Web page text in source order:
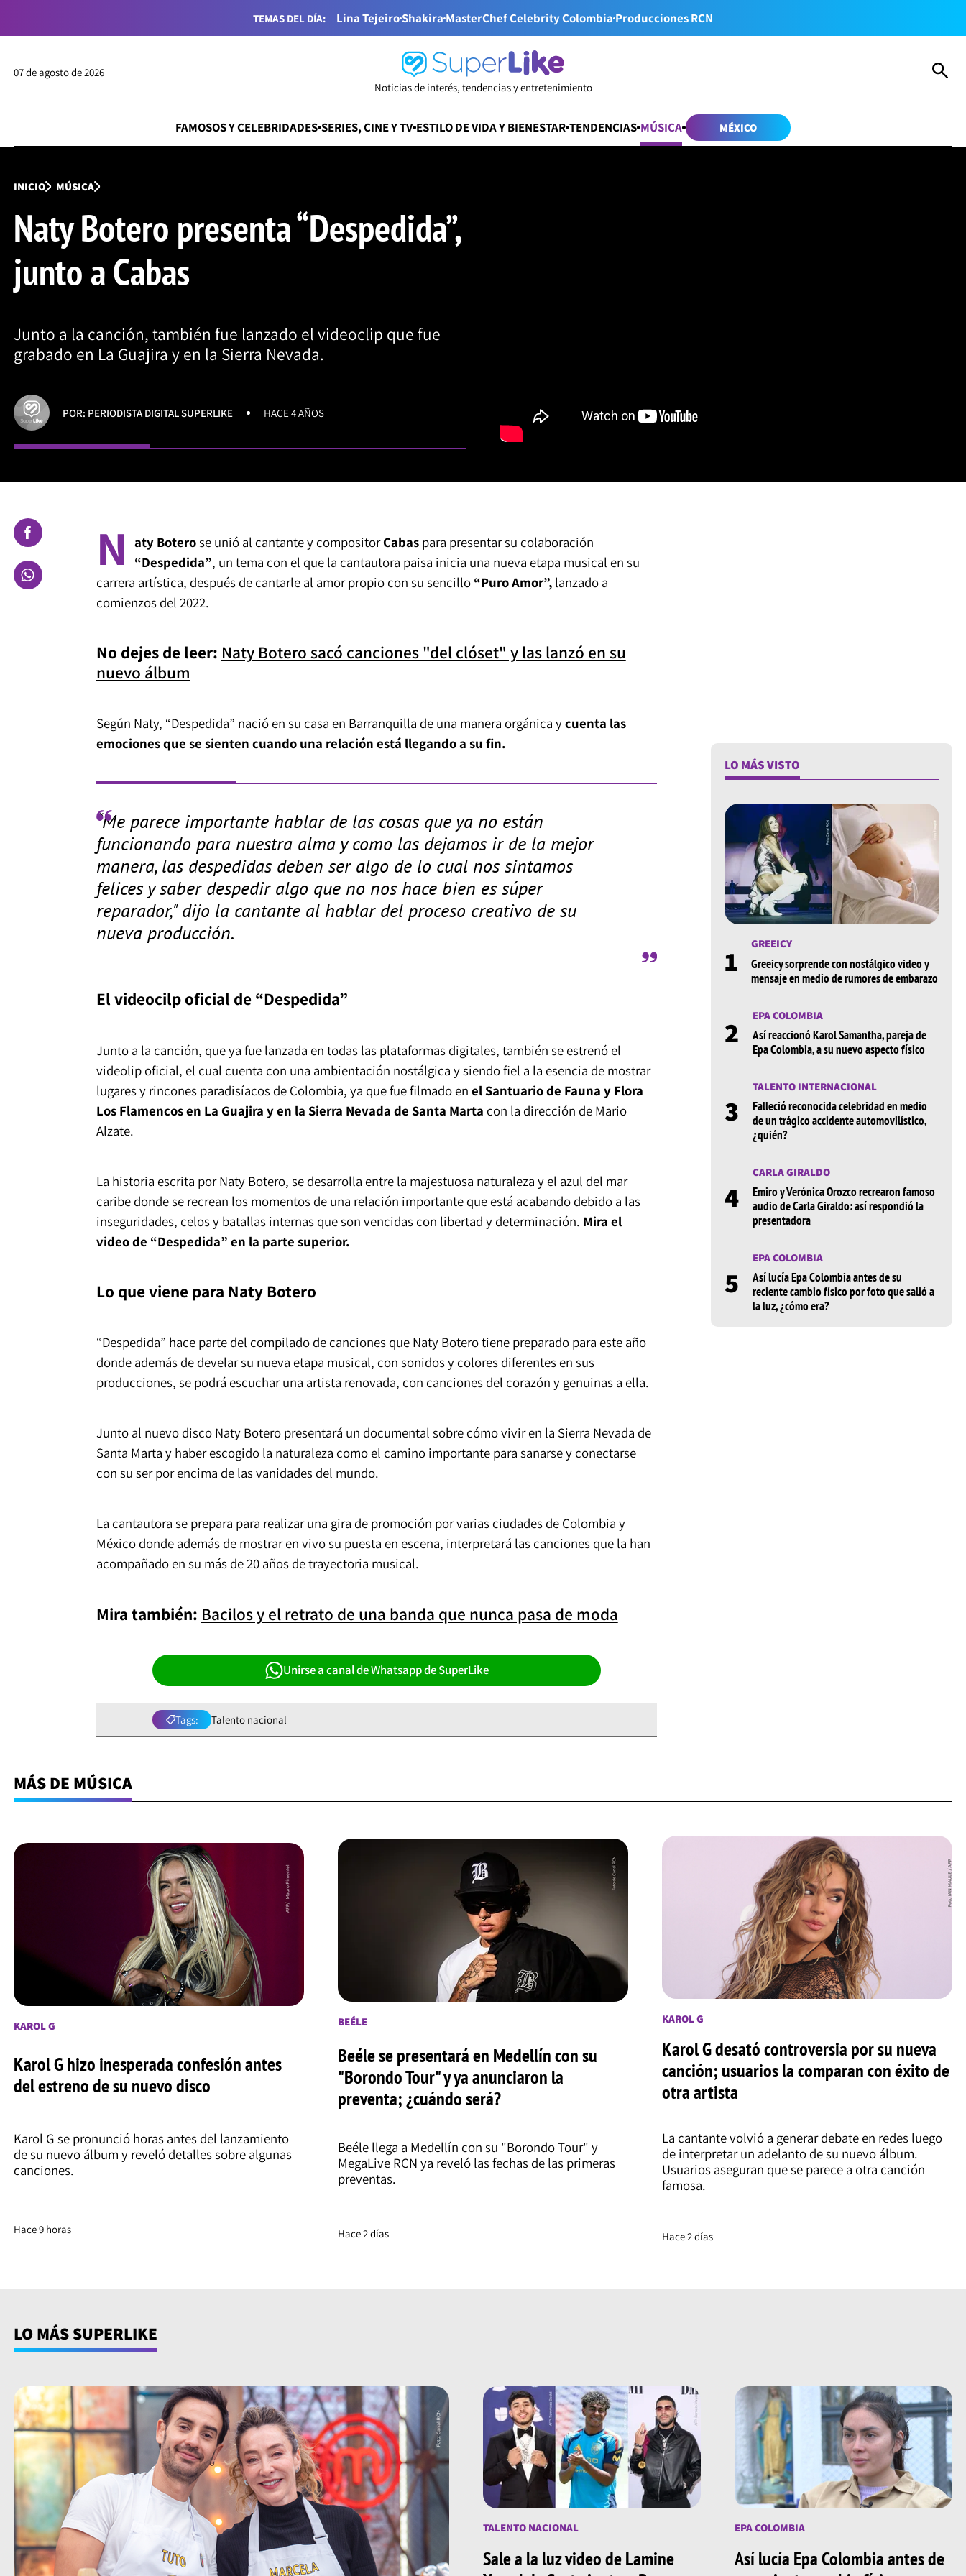
TEMAS DEL DÍA: Lina TejeiroShakiraMasterChef Celebrity ColombiaProducciones RCN
07 de agosto de 2026
Noticias de interés, tendencias y entretenimiento
FAMOSOS Y CELEBRIDADES SERIES, CINE Y TV ESTILO DE VIDA Y BIENESTAR TENDENCIAS MÚSICA MÉXICO
INICIO MÚSICA
Naty Botero presenta “Despedida”,
junto a Cabas
Junto a la canción, también fue lanzado el videoclip que fue
grabado en La Guajira y en la Sierra Nevada.
POR: PERIODISTA DIGITAL SUPERLIKE HACE 4 AÑOS
N aty Boterose unió al cantante y compositorCabas para presentar su colaboración
“Despedida”, un tema con el que la cantautora paisa inicia una nueva etapa musical en su
carrera artística, después de cantarle al amor propio con su sencillo “Puro Amor”,lanzado a
comienzos del 2022.
No dejes de leer: Naty Botero sacó canciones "del clóset" y las lanzó en su
nuevo álbum
Según Naty, “Despedida” nació en su casa en Barranquilla de una manera orgánica ycuenta las
emociones que se sienten cuando una relación está llegando a su fin.
“Me parece importante hablar de las cosas que ya no están
funcionando para nuestra alma y como las dejamos ir de la mejor
manera, las despedidas deben ser algo de lo cual nos sintamos
felices y saber despedir algo que no nos hace bien es súper
reparador," dijo la cantante al hablar del proceso creativo de su
nueva producción.
El videocilp oficial de “Despedida”
Junto a la canción, que ya fue lanzada en todas las plataformas digitales, también se estrenó el
videolip oficial, el cual cuenta con una ambientación nostálgica y siendo fiel a la esencia de mostrar
lugares y rincones paradisíacos de Colombia, ya que fue filmado en el Santuario de Fauna y Flora
Los Flamencos en La Guajira y en la Sierra Nevada de Santa Marta con la dirección de Mario
Alzate.
La historia escrita por Naty Botero, se desarrolla entre la majestuosa naturaleza y el azul del mar
caribe donde se recrean los momentos de una relación importante que está acabando debido a las
inseguridades, celos y batallas internas que son vencidas con libertad y determinación. Mira el
video de “Despedida” en la parte superior.
Lo que viene para Naty Botero
“Despedida” hace parte del compilado de canciones que Naty Botero tiene preparado para este año
donde además de develar su nueva etapa musical, con sonidos y colores diferentes en sus
producciones, se podrá escuchar una artista renovada, con canciones del corazón y genuinas a ella.
Junto al nuevo disco Naty Botero presentará un documental sobre cómo vivir en la Sierra Nevada de
Santa Marta y haber escogido la naturaleza como el camino importante para sanarse y conectarse
con su ser por encima de las vanidades del mundo.
La cantautora se prepara para realizar una gira de promoción por varias ciudades de Colombia y
México donde además de mostrar en vivo su puesta en escena, interpretará las canciones que la han
acompañado en su más de 20 años de trayectoria musical.
Mira también: Bacilos y el retrato de una banda que nunca pasa de moda
Unirse a canal de Whatsapp de SuperLike
Tags: Talento nacional
LO MÁS VISTO
1
GREEICY
Greeicy sorprende con nostálgico video y
mensaje en medio de rumores de embarazo
2
EPA COLOMBIA
Así reaccionó Karol Samantha, pareja de
Epa Colombia, a su nuevo aspecto físico
3
TALENTO INTERNACIONAL
Falleció reconocida celebridad en medio
de un trágico accidente automovilístico,
¿quién?
4
CARLA GIRALDO
Emiro y Verónica Orozco recrearon famoso
audio de Carla Giraldo: así respondió la
presentadora
5
EPA COLOMBIA
Así lucía Epa Colombia antes de su
reciente cambio físico por foto que salió a
la luz, ¿cómo era?
MÁS DE MÚSICA
KAROL G
Karol G hizo inesperada confesión antes
del estreno de su nuevo disco
Karol G se pronunció horas antes del lanzamiento
de su nuevo álbum y reveló detalles sobre algunas
canciones.
Hace 9 horas
BEÉLE
Beéle se presentará en Medellín con su
"Borondo Tour" y ya anunciaron la
preventa; ¿cuándo será?
Beéle llega a Medellín con su "Borondo Tour" y
MegaLive RCN ya reveló las fechas de las primeras
preventas.
Hace 2 días
KAROL G
Karol G desató controversia por su nueva
canción; usuarios la comparan con éxito de
otra artista
La cantante volvió a generar debate en redes luego
de interpretar un adelanto de su nuevo álbum.
Usuarios aseguran que se parece a otra canción
famosa.
Hace 2 días
LO MÁS SUPERLIKE
TALENTO NACIONAL
Sale a la luz video de Lamine
EPA COLOMBIA
Así lucía Epa Colombia antes de